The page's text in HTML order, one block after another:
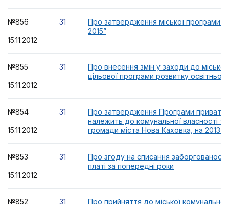
№856
15.11.2012
31
Про затвердження міської програми
2015”
№855
15.11.2012
31
Про внесення змін у заходи до міської
цільової програми розвитку освітньої
№854
15.11.2012
31
Про затвердження Програми
належить до комунальної власності
громади міста Нова Каховка, на 2013-
№853
15.11.2012
31
Про згоду на списання
платі за попередні роки
№852 31
Про прийняття до міської комунальної